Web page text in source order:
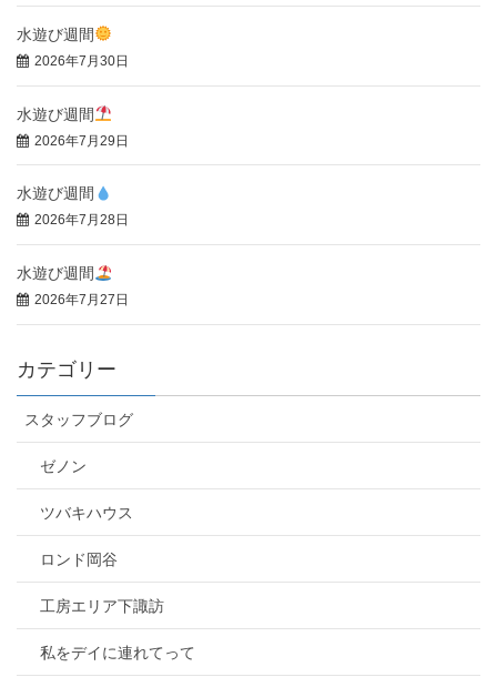
水遊び週間
2026年7月30日
水遊び週間
2026年7月29日
水遊び週間
2026年7月28日
水遊び週間
2026年7月27日
カテゴリー
スタッフブログ
ゼノン
ツバキハウス
ロンド岡谷
工房エリア下諏訪
私をデイに連れてって